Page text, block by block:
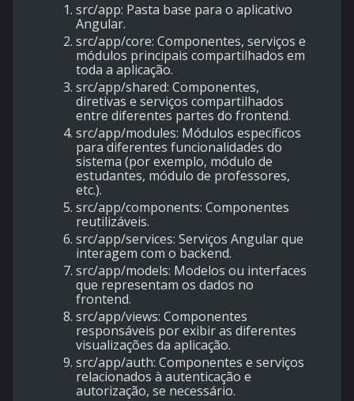
src/app: Pasta base para o aplicativo
Angular.
src/app/core: Componentes, serviços e
módulos principais compartilhados em
toda a aplicação.
src/app/shared: Componentes,
diretivas e serviços compartilhados
entre diferentes partes do frontend.
src/app/modules: Módulos específicos
para diferentes funcionalidades do
sistema (por exemplo, módulo de
estudantes, módulo de professores,
etc.).
src/app/components: Componentes
reutilizáveis.
src/app/services: Serviços Angular que
interagem com o backend.
src/app/models: Modelos ou interfaces
que representam os dados no
frontend.
src/app/views: Componentes
responsáveis por exibir as diferentes
visualizações da aplicação.
src/app/auth: Componentes e serviços
relacionados à autenticação e
autorização, se necessário.